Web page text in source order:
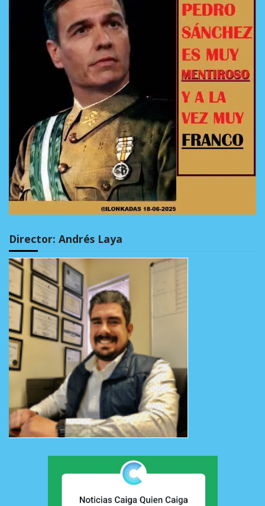
Director: Andrés Laya